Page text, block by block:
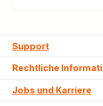
Support
Rechtliche
Jobs und Karriere